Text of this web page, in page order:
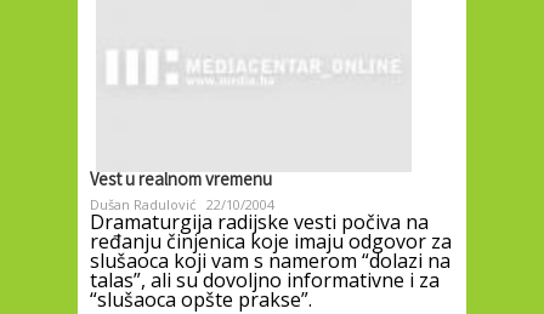
Vest u realnom vremenu
Dušan Radulović 22/10/2004
Dramaturgija radijske vesti počiva na
ređanju činjenica koje imaju odgovor za
slušaoca koji vam s namerom “dolazi na
talas”, ali su dovoljno informativne i za
“slušaoca opšte prakse”.